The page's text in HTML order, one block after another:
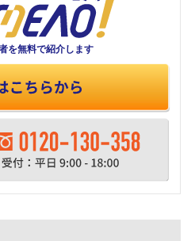
を無料で紹介します